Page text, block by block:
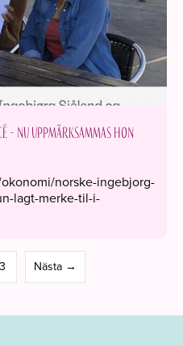
- nu uppmärksammas hon
norske-ingebjorg-
lagt-merke-til-i-
3 Nästa →